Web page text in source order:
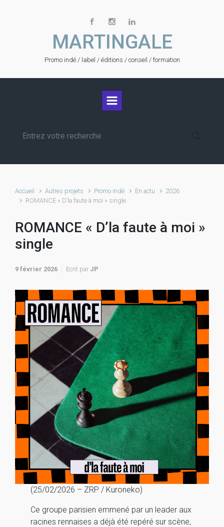
MARTINGALE
Promo indé / label / éditions / conseil / formation
Accueil Autres projets Promo indé En actu
2026
ROMANCE « D’la faute à moi » single
ROMANCE « D’la faute à moi »
single
9 février 2026 Ecrit par JP
(25/02/2026 – ZRP / Kuroneko)
Ce groupe parisien emmené par un leader aux
racines rennaises a déjà été repéré sur scène,